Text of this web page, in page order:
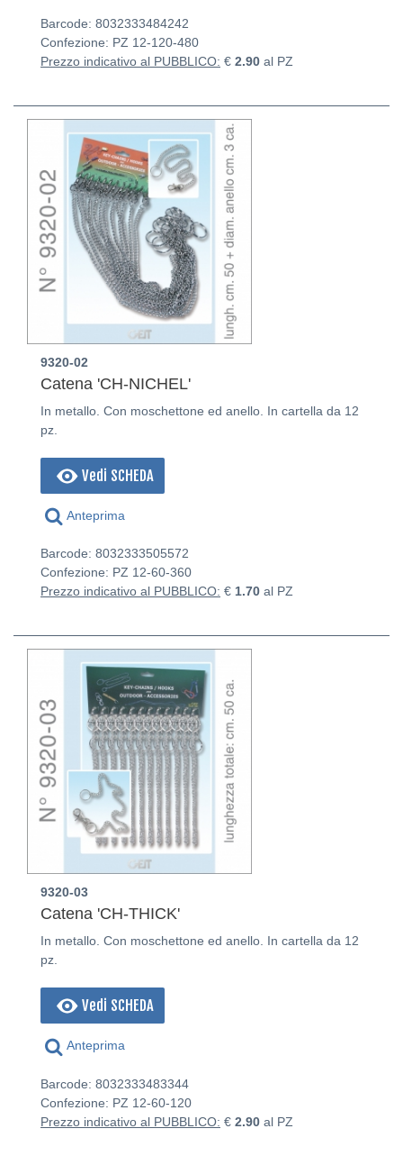
Barcode: 8032333484242
Confezione: PZ 12-120-480
Prezzo indicativo al PUBBLICO: € 2.90 al PZ
9320-02
Catena 'CH-NICHEL'
In metallo. Con moschettone ed anello. In cartella da 12
pz.
Vedi SCHEDA
Anteprima
Barcode: 8032333505572
Confezione: PZ 12-60-360
Prezzo indicativo al PUBBLICO: € 1.70 al PZ
9320-03
Catena 'CH-THICK'
In metallo. Con moschettone ed anello. In cartella da 12
pz.
Vedi SCHEDA
Anteprima
Barcode: 8032333483344
Confezione: PZ 12-60-120
Prezzo indicativo al PUBBLICO: € 2.90 al PZ